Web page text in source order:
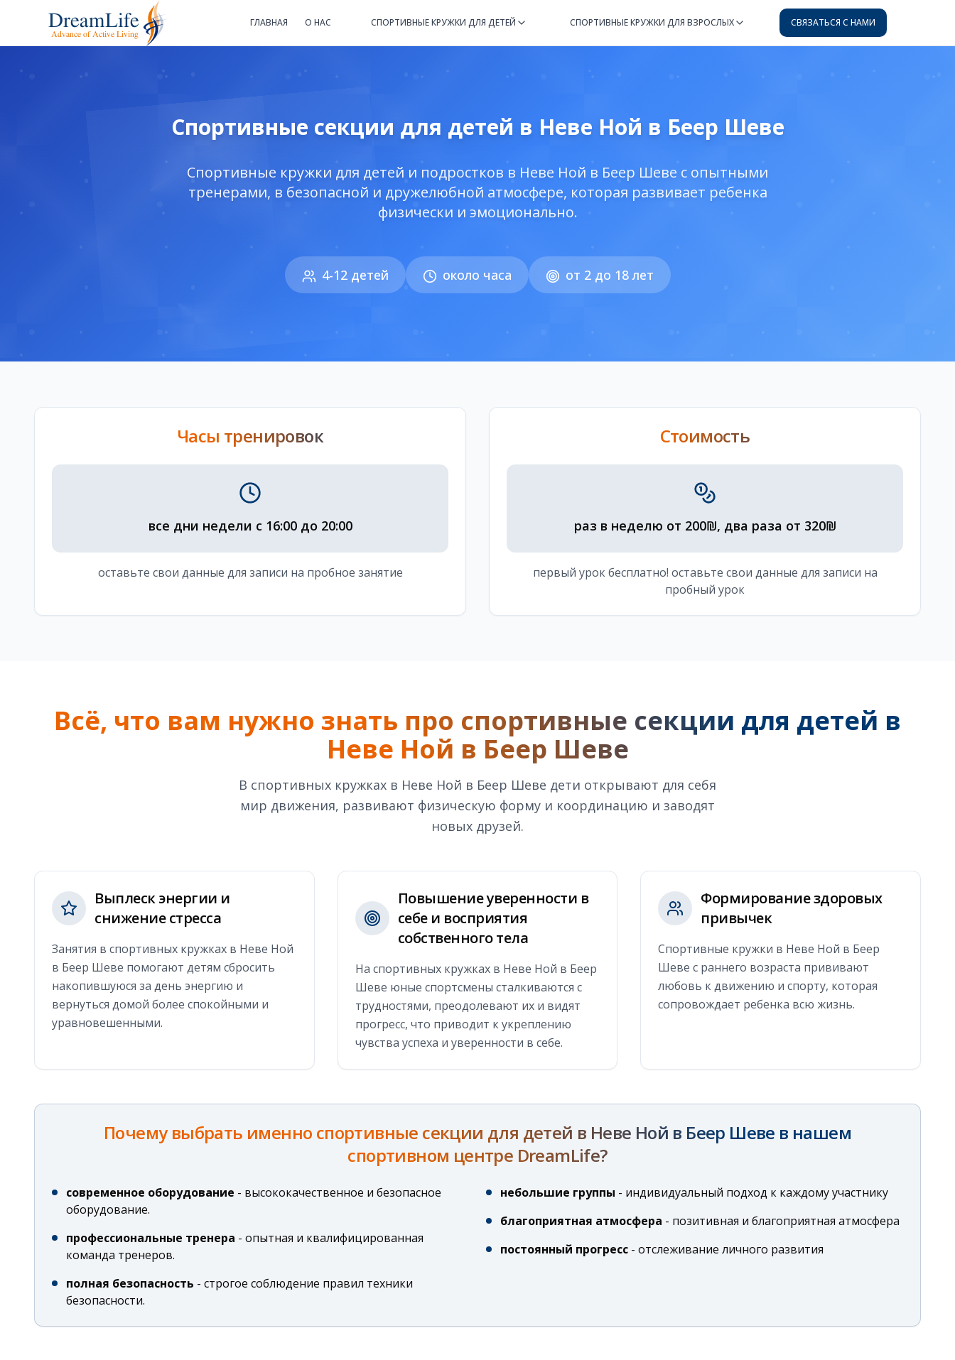
ГЛАВНАЯ О НАС СПОРТИВНЫЕ КРУЖКИ ДЛЯ ДЕТЕЙ СПОРТИВНЫЕ КРУЖКИ ДЛЯ ВЗРОСЛЫХ CВЯЗАТЬСЯ С НАМИ
Спортивные секции для детей в Неве Ной в Беер Шеве
Спортивные кружки для детей и подростков в Неве Ной в Беер Шеве с опытными
тренерами, в безопасной и дружелюбной атмосфере, которая развивает ребенка
физически и эмоционально.
4-12 детей около часа от 2 до 18 лет
Часы тренировок
все дни недели с 16:00 до 20:00
оставьте свои данные для записи на пробное занятие
Стоимость
раз в неделю от 200₪, два раза от 320₪
первый урок бесплатно! оставьте свои данные для записи на
пробный урок
Всё, что вам нужно знать про спортивные секции для детей в
Неве Ной в Беер Шеве
В спортивных кружках в Неве Ной в Беер Шеве дети открывают для себя
мир движения, развивают физическую форму и координацию и заводят
новых друзей.
Выплеск энергии и
снижение стресса
Занятия в спортивных кружках в Неве Ной
в Беер Шеве помогают детям сбросить
накопившуюся за день энергию и
вернуться домой более спокойными и
уравновешенными.
Повышение уверенности в
себе и восприятия
собственного тела
На спортивных кружках в Неве Ной в Беер
Шеве юные спортсмены сталкиваются с
трудностями, преодолевают их и видят
прогресс, что приводит к укреплению
чувства успеха и уверенности в себе.
Формирование здоровых
привычек
Спортивные кружки в Неве Ной в Беер
Шеве с раннего возраста прививают
любовь к движению и спорту, которая
сопровождает ребенка всю жизнь.
Почему выбрать именно спортивные секции для детей в Неве Ной в Беер Шеве в нашем
спортивном центре DreamLife?
современное оборудование - высококачественное и безопасное
оборудование.
профессиональные тренера - опытная и квалифицированная
команда тренеров.
полная безопасность - строгое соблюдение правил техники
безопасности.
небольшие группы - индивидуальный подход к каждому участнику
благоприятная атмосфера - позитивная и благоприятная атмосфера
постоянный прогресс - отслеживание личного развития